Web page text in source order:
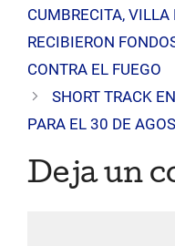
CUMBRECITA, VILLA
RECIBIERON
CONTRA EL FUEGO
SHORT TRACK
PARA EL 30 DE
Deja un